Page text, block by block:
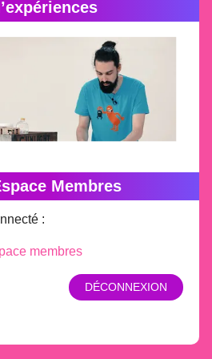
Membres
:
membres
DÉCONNEXION